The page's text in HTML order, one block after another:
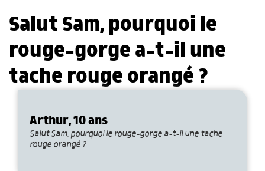
Salut Sam, pourquoi le
rouge-gorge a-t-il une
tache rouge orangé ?
Arthur, 10 ans
Salut Sam, pourquoi le rouge-gorge a-t-il une tache
rouge orangé ?